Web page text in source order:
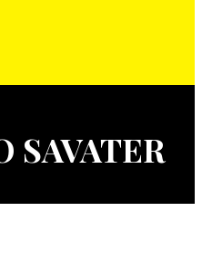
SAVATER